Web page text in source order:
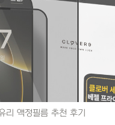
리 액정필름 추천 후기